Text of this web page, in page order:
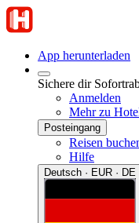
App herunterladen
Sichere dir
Anmelden
Mehr zu
Posteingang
Reisen
Hilfe
Deutsch · EUR · DE